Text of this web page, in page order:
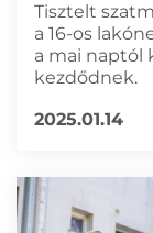
Tisztelt
a 16-os
a mai naptól
kezdődnek.
2025.01.14